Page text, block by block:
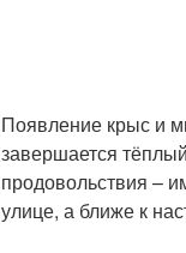
Появление крыс и
завершается
продовольствия –
улице, а ближе к